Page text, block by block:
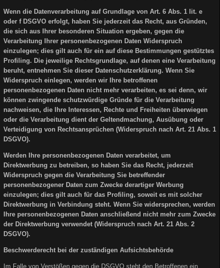
Wenn die Datenverarbeitung auf Grundlage von Art. 6 Abs. 1 lit. e
oder f DSGVO erfolgt, haben Sie jederzeit das Recht, aus Gründen,
die sich aus Ihrer besonderen Situation ergeben, gegen die
Verarbeitung Ihrer personenbezogenen Daten Widerspruch
einzulegen; dies gilt auch für ein auf diese Bestimmungen gestütztes
Profiling. Die jeweilige Rechtsgrundlage, auf denen eine Verarbeitung
beruht, entnehmen Sie dieser Datenschutzerklärung. Wenn Sie
Widerspruch einlegen, werden wir Ihre betroffenen
personenbezogenen Daten nicht mehr verarbeiten, es sei denn, wir
können zwingende schutzwürdige Gründe für die Verarbeitung
nachweisen, die Ihre Interessen, Rechte und Freiheiten überwiegen
oder die Verarbeitung dient der Geltendmachung, Ausübung oder
Verteidigung von Rechtsansprüchen (Widerspruch nach Art. 21 Abs. 1
DSGVO).
Werden Ihre personenbezogenen Daten verarbeitet, um
Direktwerbung zu betreiben, so haben Sie das Recht, jederzeit
Widerspruch gegen die Verarbeitung Sie betreffender
personenbezogener Daten zum Zwecke derartiger Werbung
einzulegen; dies gilt auch für das Profiling, soweit es mit solcher
Direktwerbung in Verbindung steht. Wenn Sie widersprechen, werden
Ihre personenbezogenen Daten anschließend nicht mehr zum Zwecke
der Direktwerbung verwendet (Widerspruch nach Art. 21 Abs. 2
DSGVO).
Beschwerderecht bei der zuständigen Aufsichtsbehörde
Im Falle von Verstößen gegen die DSGVO steht den Betroffenen ein